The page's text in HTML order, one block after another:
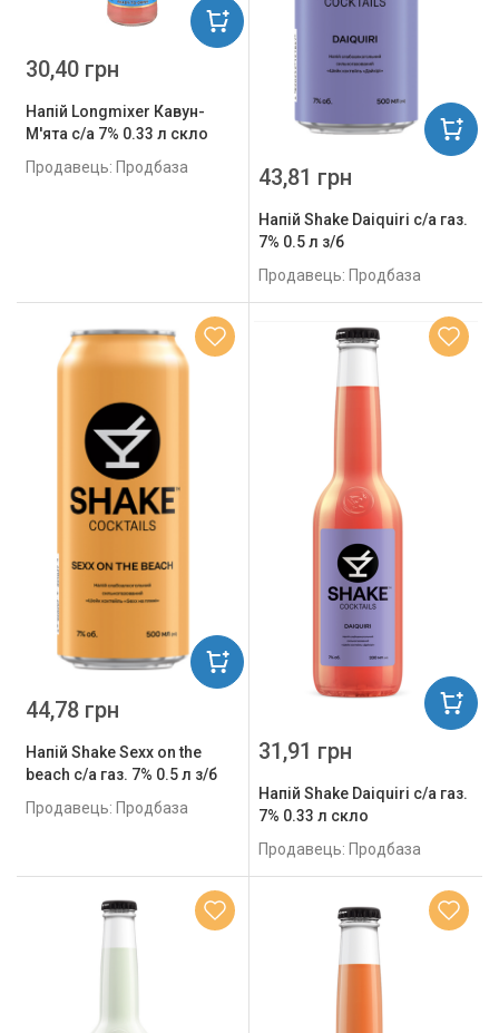
Напій Longmixer Кавун-
М'ята с/а 7% 0.33 л скло
Продавець: Продбаза
30,40 грн
Напій Shake Daiquiri с/а газ.
7% 0.5 л з/б
Продавець: Продбаза
43,81 грн
Напій Shake Sexx on the
beach с/а газ. 7% 0.5 л з/б
Продавець: Продбаза
44,78 грн
Напій Shake Daiquiri с/а газ.
7% 0.33 л скло
Продавець: Продбаза
31,91 грн